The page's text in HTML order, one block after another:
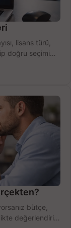
lisans türü,
doğru seçimi
bütçe,
değerlendirin,